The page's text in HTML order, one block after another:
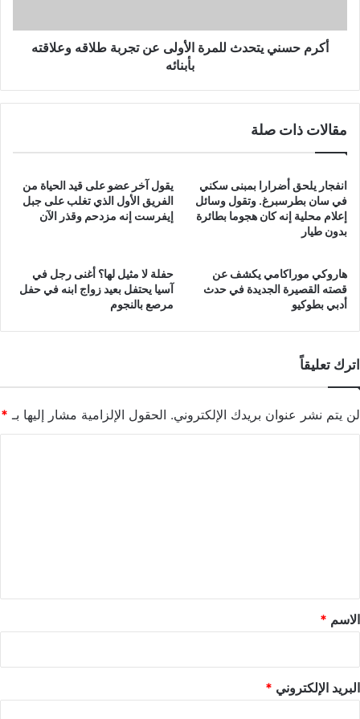
وعلاقته
بأبنائهأكرم حسني يتحدث للمرة الأولى عن تجربة طلاقه وعلاقته
بأبنائه
مقالات ذات صلة
انفجار يلحق أضرارا بمبنى سكني
في سان بطرسبرغ. وتقول وسائل
إعلام محلية إنه كان هجوما بطائرة
بدون طيار
يقول آخر عضو على قيد الحياة من
الفريق الأول الذي تغلب على جبل
إيفرست إنه مزدحم وقذر الآن
هاروكي موراكامي يكشف عن
قصته القصيرة الجديدة في حدث
أدبي بطوكيو
حفلة لا مثيل لها؟ أغنى رجل في
آسيا يحتفل بعيد زواج ابنه في حفل
مرصع بالنجوم
اترك تعليقاً
لن يتم نشر عنوان بريدك الإلكتروني. الحقول الإلزامية مشار إليها بـ *
*
الاسم *
البريد الإلكتروني *